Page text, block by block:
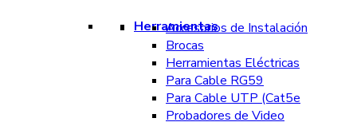
Herramientas
Accesorios de Instalación
Brocas
Herramientas Eléctricas
Para Cable RG59
Para Cable UTP (Cat5e
Probadores de Video